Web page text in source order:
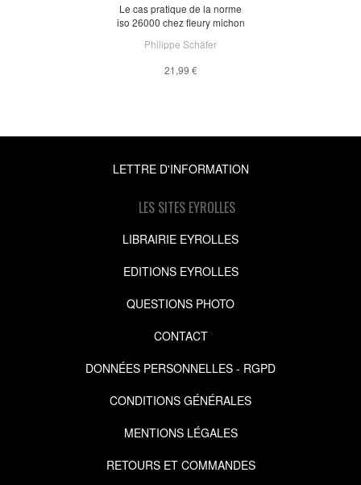
Le cas pratique de la norme
iso 26000 chez fleury michon
Philippe Schäfer
21,99 €
LETTRE D'INFORMATION
LES SITES EYROLLES
LIBRAIRIE EYROLLES
EDITIONS EYROLLES
QUESTIONS PHOTO
CONTACT
DONNÉES PERSONNELLES - RGPD
CONDITIONS GÉNÉRALES
MENTIONS LÉGALES
RETOURS ET COMMANDES